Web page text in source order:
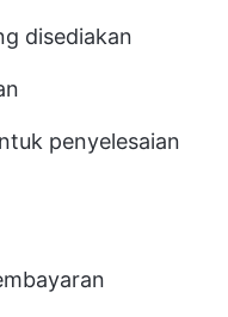
disediakan
penyelesaian